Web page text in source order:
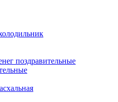
поздравительные